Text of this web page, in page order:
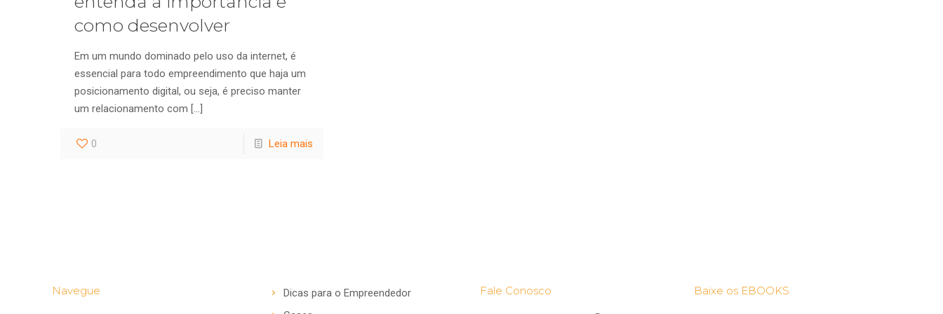
como desenvolver
Em um mundo dominado pelo uso da internet, é
essencial para todo empreendimento que haja um
posicionamento digital, ou seja, é preciso manter
um relacionamento com […]
0 Leia mais
Navegue
Dicas para o Empreendedor
Fale Conosco Baixe os EBOOKS